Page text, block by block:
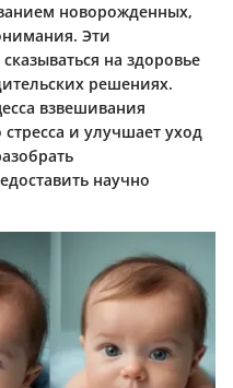
новорожденных,
Эти
на здоровье
решениях.
взвешивания
и улучшает уход
научно